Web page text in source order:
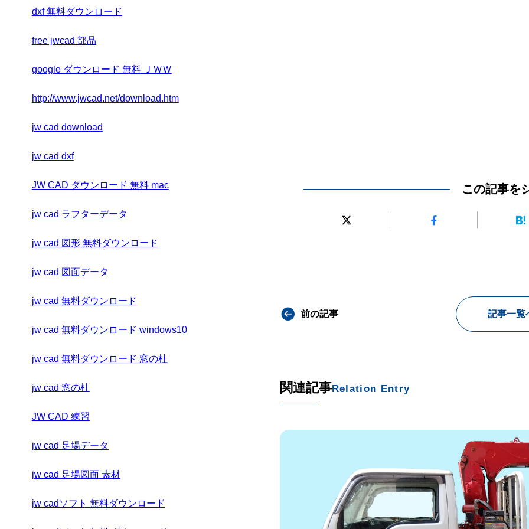
この記事を
前の記事 記事一覧
関連記事Relation Entry
dxf 無料ダウンロード
free jwcad 部品
google ダウンロード 無料 ＪＷＷ
http://www.jwcad.net/download.htm
jw cad download
jw cad dxf
JW CAD ダウンロード 無料 mac
jw cad ラフターデータ
jw cad 図形 無料ダウンロード
jw cad 図面データ
jw cad 無料ダウンロード
jw cad 無料ダウンロード windows10
jw cad 無料ダウンロード 窓の杜
jw cad 窓の杜
JW CAD 練習
jw cad 足場データ
jw cad 足場図面 素材
jw cadソフト 無料ダウンロード